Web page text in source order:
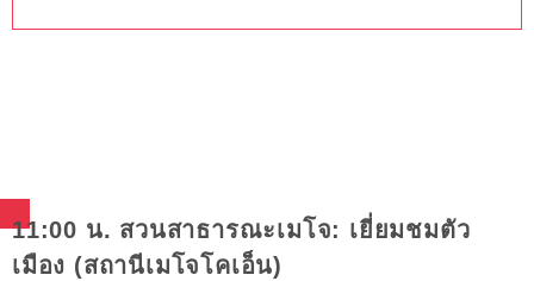
11:00 น. สวนสาธารณะเมโจ: เยี่ยมชมตัว
เมือง (สถานีเมโจโคเอ็น)